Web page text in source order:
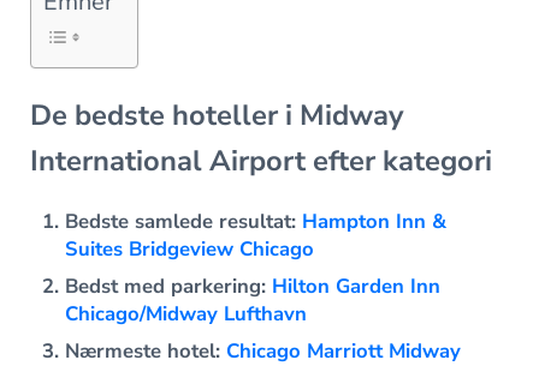
De bedste hoteller i Midway
International Airport efter kategori
Bedste samlede resultat: Hampton Inn &
Suites Bridgeview Chicago
Bedst med parkering: Hilton Garden Inn
Chicago/Midway Lufthavn
Nærmeste hotel: Chicago Marriott Midway